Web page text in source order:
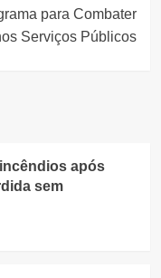
para Combater
Serviços Públicos
após
sem